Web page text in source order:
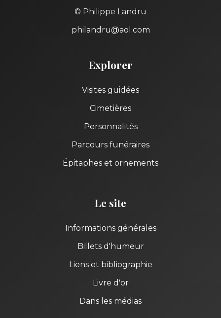
© Philippe Landru
philandru@aol.com
Explorer
Visites guidées
Cimetières
Personnalités
Parcours funéraires
Épitaphes et ornements
Le site
Informations générales
Billets d'humeur
Liens et bibliographie
Livre d'or
Dans les médias